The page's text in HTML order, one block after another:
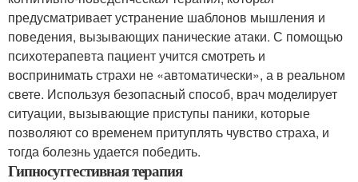
предусматривает устранение шаблонов мышления и
поведения, вызывающих панические атаки. С помощью
психотерапевта пациент учится смотреть и
воспринимать страхи не «автоматически», а в реальном
свете. Используя безопасный способ, врач моделирует
ситуации, вызывающие приступы паники, которые
позволяют со временем притуплять чувство страха, и
тогда болезнь удается победить.
Гипносуггестивная терапия